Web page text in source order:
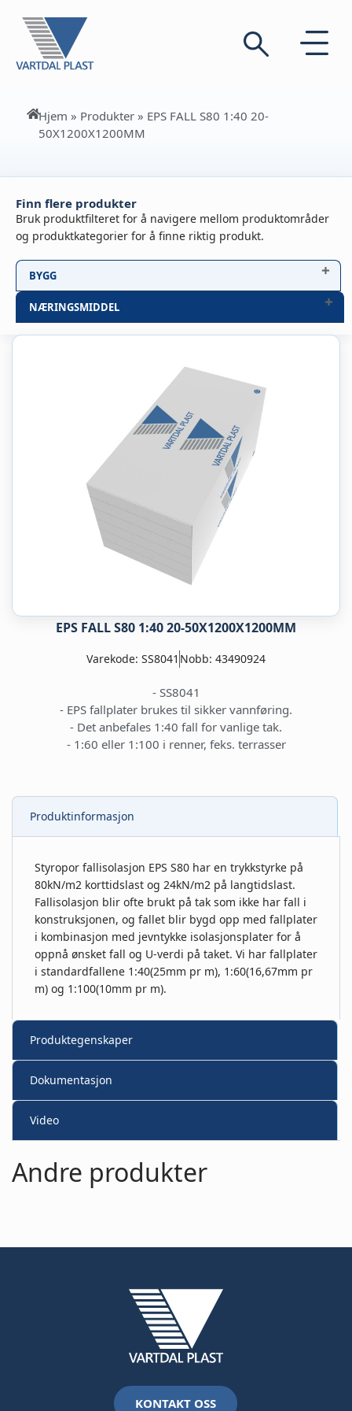
Hjem » Produkter» EPS FALL S80 1:40 20-
50X1200X1200MM
Finn flere produkter
Bruk produktfilteret for å navigere mellom produktområder
og produktkategorier for å finne riktig produkt.
BYGG
NÆRINGSMIDDEL
EPS FALL S80 1:40 20-50X1200X1200MM
Varekode: SS8041 Nobb: 43490924
- SS8041
- EPS fallplater brukes til sikker vannføring.
- Det anbefales 1:40 fall for vanlige tak.
- 1:60 eller 1:100 i renner, feks. terrasser
Produktinformasjon
Styropor fallisolasjon EPS S80 har en trykkstyrke på
80kN/m2 korttidslast og 24kN/m2 på langtidslast.
Fallisolasjon blir ofte brukt på tak som ikke har fall i
konstruksjonen, og fallet blir bygd opp med fallplater
i kombinasjon med jevntykke isolasjonsplater for å
oppnå ønsket fall og U-verdi på taket. Vi har fallplater
i standardfallene 1:40(25mm pr m), 1:60(16,67mm pr
m) og 1:100(10mm pr m).
Produktegenskaper
Dokumentasjon
Video
Andre produkter
KONTAKT OSS